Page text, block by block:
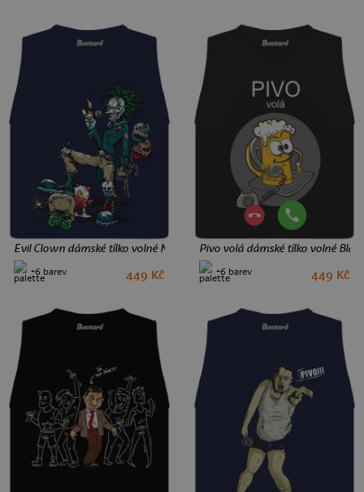
Evil Clown dámské tílko volné Navy
+6 barev 449 Kč
Pivo volá dámské tílko volné
+6 barev 449 Kč